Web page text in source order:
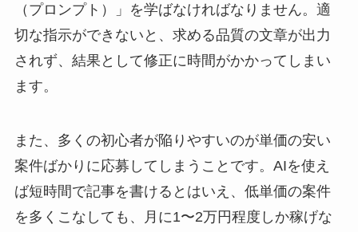
（プロンプト）」を学ばなければなりません。適
切な指示ができないと、求める品質の文章が出力
されず、結果として修正に時間がかかってしまい
ます。
また、多くの初心者が陥りやすいのが単価の安い
案件ばかりに応募してしまうことです。AIを使え
ば短時間で記事を書けるとはいえ、低単価の案件
を多くこなしても、月に1〜2万円程度しか稼げな